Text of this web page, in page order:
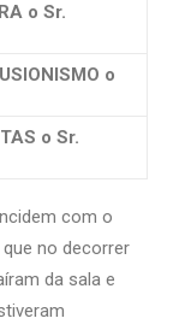
o Sr.
o
o Sr.
com o
no decorrer
da sala e